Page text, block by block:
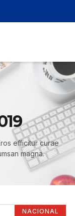
efficitur curae
magna.
NACIONAL